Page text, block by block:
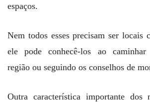
espaços.
Nem todos esses precisam ser locais
ele pode conhecê-los ao caminhar
região ou seguindo os conselhos de
Outra característica importante dos